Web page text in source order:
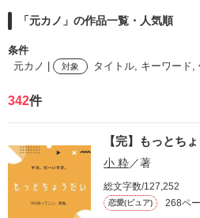
「元カノ」の作品一覧・人気順
条件
元カノ |
対象 タイトル, キーワード,
検索ワード
342件
【完】もっとち
小 粋／著
総文字数/127,252
恋愛(ピュア) 268ペ